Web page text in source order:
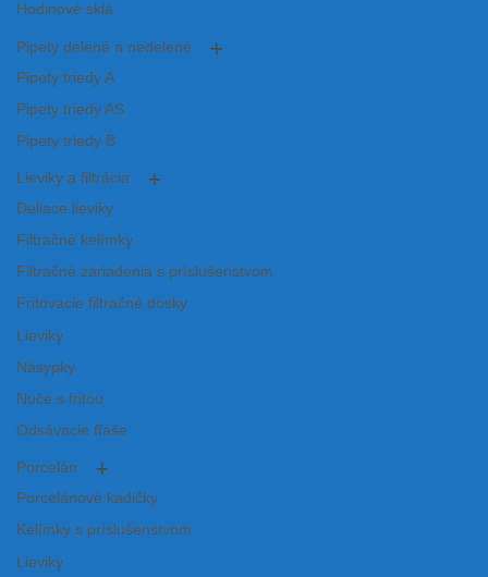
Hodinové sklá
Pipety delené a nedelené
Pipety triedy A
Pipety triedy AS
Pipety triedy B
Lieviky a filtrácia
Deliace lieviky
Filtračné kelímky
Filtračné zariadenia s príslušenstvom
Fritovacie filtračné dosky
Lieviky
Násypky
Nuče s fritou
Odsávacie fľaše
Porcelán
Porcelánové kadičky
Kelímky s príslušenstvom
Lieviky